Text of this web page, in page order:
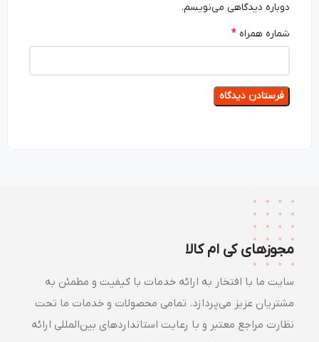
دوباره دیدگاهی می‌نویسم.
شماره همراه*
مجوزهای کی ام کالا
سایت ما با افتخار به ارائه خدمات با کیفیت و مطمئن به
مشتریان عزیز می‌پردازد. تمامی محصولات و خدمات ما تحت
نظارت مراجع معتبر و با رعایت استانداردهای بین‌المللی ارائه